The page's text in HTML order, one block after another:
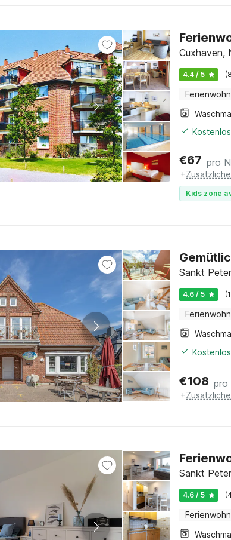
Cuxhaven,
4.4 / 5
€67 pro
+
Kids zone
Sankt
4.6 / 5
€108 pro
+
Sankt
4.6 / 5